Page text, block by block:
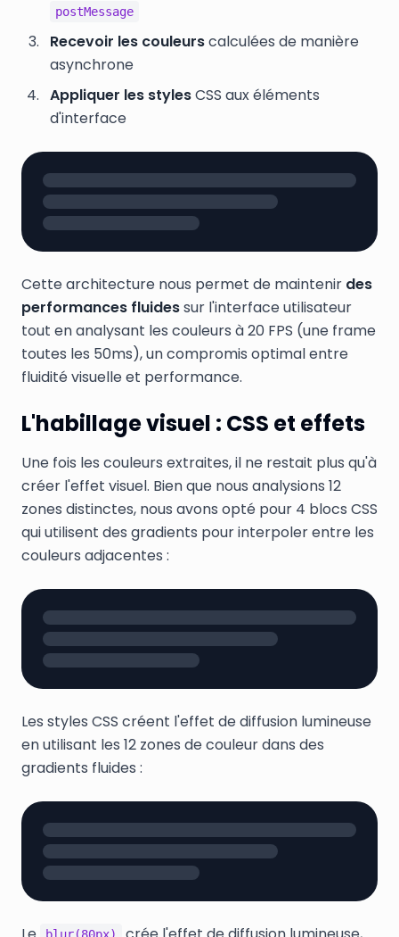
postMessage
Recevoir les couleurscalculées de manière
asynchrone
Appliquer les stylesCSS aux éléments
d'interface
Cette architecture nous permet de maintenir des
performances fluidessur l'interface utilisateur
tout en analysant les couleurs à 20 FPS (une frame
toutes les 50ms), un compromis optimal entre
fluidité visuelle et performance.
L'habillage visuel : CSS et effets
Une fois les couleurs extraites, il ne restait plus qu'à
créer l'effet visuel. Bien que nous analysions 12
zones distinctes, nous avons opté pour 4 blocs CSS
qui utilisent des gradients pour interpoler entre les
couleurs adjacentes :
Les styles CSS créent l'effet de diffusion lumineuse
en utilisant les 12 zones de couleur dans des
gradients fluides :